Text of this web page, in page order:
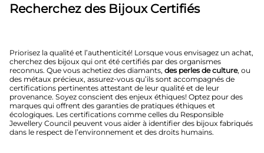
Recherchez des Bijoux Certifiés
Priorisez la qualité et l’authenticité! Lorsque vous envisagez un achat,
cherchez des bijoux qui ont été certifiés par des organismes
reconnus. Que vous achetiez des diamants, des perles de culture, ou
des métaux précieux, assurez-vous qu’ils sont accompagnés de
certifications pertinentes attestant de leur qualité et de leur
provenance. Soyez conscient des enjeux éthiques! Optez pour des
marques qui offrent des garanties de pratiques éthiques et
écologiques. Les certifications comme celles du Responsible
Jewellery Council peuvent vous aider à identifier des bijoux fabriqués
dans le respect de l’environnement et des droits humains.